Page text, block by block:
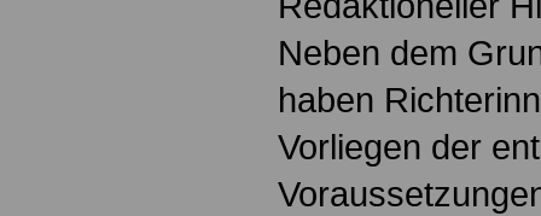
Neben dem
haben
Vorliegen der